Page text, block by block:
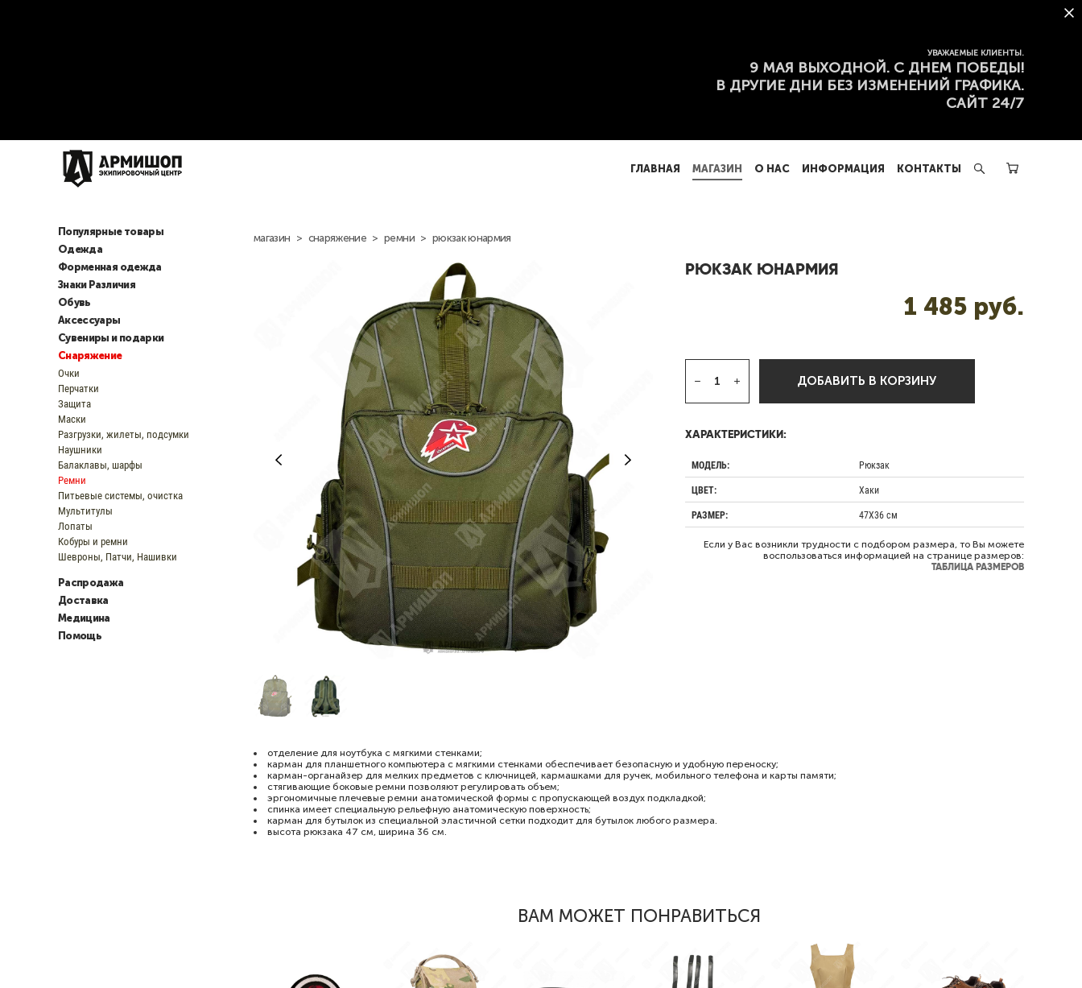
УВАЖАЕМЫЕ КЛИЕНТЫ.
9 МАЯ ВЫХОДНОЙ. С ДНЕМ ПОБЕДЫ!
В ДРУГИЕ ДНИ БЕЗ ИЗМЕНЕНИЙ ГРАФИКА.
САЙТ 24/7
ГЛАВНАЯ МАГАЗИН О НАС ИНФОРМАЦИЯ КОНТАКТЫ
Популярные товары
Одежда
Форменная одежда
Знаки Различия
Обувь
Аксессуары
Сувениры и подарки
Снаряжение
Очки
Перчатки
Защита
Маски
Разгрузки, жилеты, подсумки
Наушники
Балаклавы, шарфы
Ремни
Питьевые системы, очистка
Мультитулы
Лопаты
Кобуры и ремни
Шевроны, Патчи, Нашивки
Распродажа
Доставка
Медицина
Помощь
магазин > снаряжение > ремни > рюкзак юнармия
РЮКЗАК ЮНАРМИЯ
1 485 pуб.
ДОБАВИТЬ В КОРЗИНУ
ХАРАКТЕРИСТИКИ:
МОДЕЛЬ:
Рюкзак
ЦВЕТ:
Хаки
РАЗМЕР:
47Х36 см
Если у Вас возникли трудности с подбором размера, то Вы можете
воспользоваться информацией на странице размеров:
ТАБЛИЦА РАЗМЕРОВ
отделение для ноутбука с мягкими стенками;
карман для планшетного компьютера с мягкими стенками обеспечивает безопасную и удобную переноску;
карман-органайзер для мелких предметов с ключницей, кармашками для ручек, мобильного телефона и карты памяти;
стягивающие боковые ремни позволяют регулировать объем;
эргономичные плечевые ремни анатомической формы с пропускающей воздух подкладкой;
спинка имеет специальную рельефную анатомическую поверхность;
карман для бутылок из специальной эластичной сетки подходит для бутылок любого размера.
высота рюкзака 47 см, ширина 36 см.
ВАМ МОЖЕТ ПОНРАВИТЬСЯ